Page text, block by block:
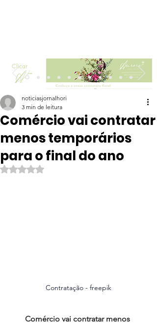
Clicar
Comércio vai contratar
menos temporários
para o final do ano
noticiasjornalhori
3 min de leitura
Avaliado com NaN de 5 estrelas.
Contratação - freepik
Comércio vai contratar menos